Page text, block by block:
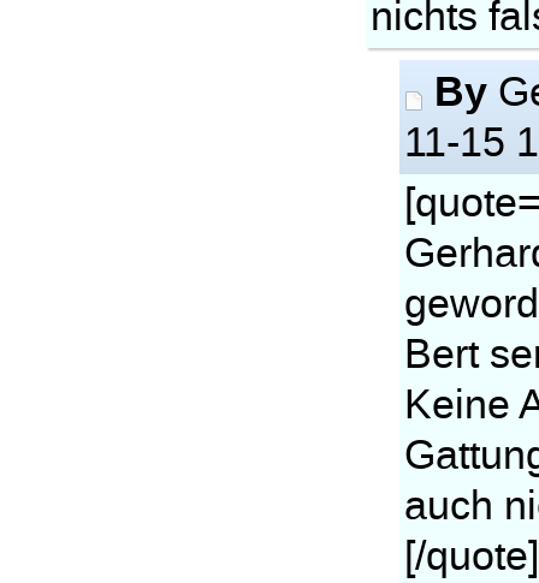
nichts
By
11-15
Bert
Keine
auch
[/quote]